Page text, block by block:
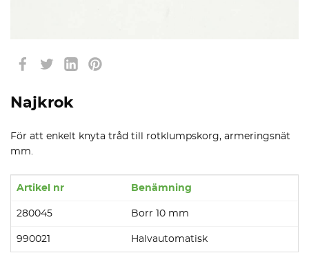
Najkrok
För att enkelt knyta tråd till rotklumpskorg, armeringsnät
mm.
Artikel nr Benämning
280045 Borr 10 mm
990021 Halvautomatisk